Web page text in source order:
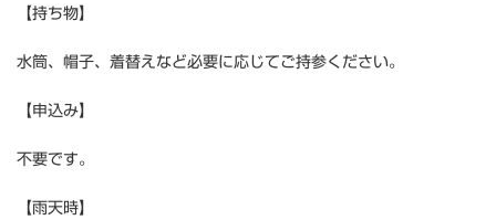
【持ち物】
水筒、帽子、着替えなど必要に応じてご持参ください。
【申込み】
不要です。
【雨天時】